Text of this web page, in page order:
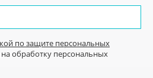
по защите персональных
на обработку персональных